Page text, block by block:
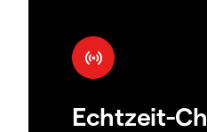
Echtzeit-